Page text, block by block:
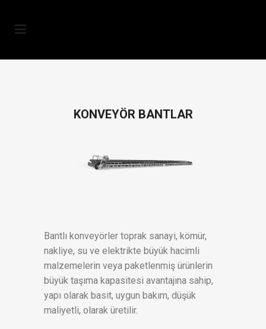
KONVEYÖR BANTLAR
Bantlı konveyörler toprak sanayi, kömür,
nakliye, su ve elektrikte büyük hacimli
malzemelerin veya paketlenmiş ürünlerin
büyük taşıma kapasitesi avantajına sahip,
yapı olarak basit, uygun bakım, düşük
maliyetli, olarak üretilir.